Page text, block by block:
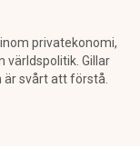
privatekonomi,
världspolitik. Gillar
svårt att förstå.